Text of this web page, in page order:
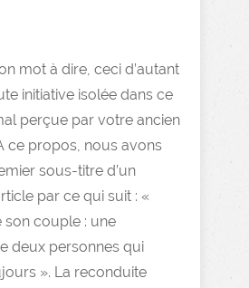
mot à dire, ceci d’autant
initiative isolée dans ce
perçue par votre ancien
ce propos, nous avons
sous-titre d’un
par ce qui suit : «
son couple : une
deux personnes qui
». La reconduite